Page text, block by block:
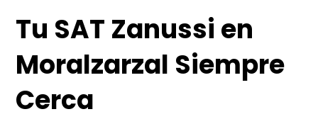
Tu SAT Zanussi en
Moralzarzal Siempre
Cerca